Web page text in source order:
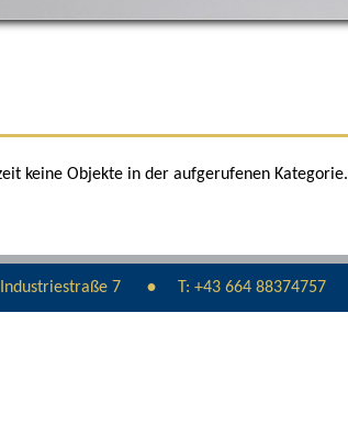
keine Objekte in der aufgerufenen Kategorie.
Industriestraße 7 T: +43 664 88374757